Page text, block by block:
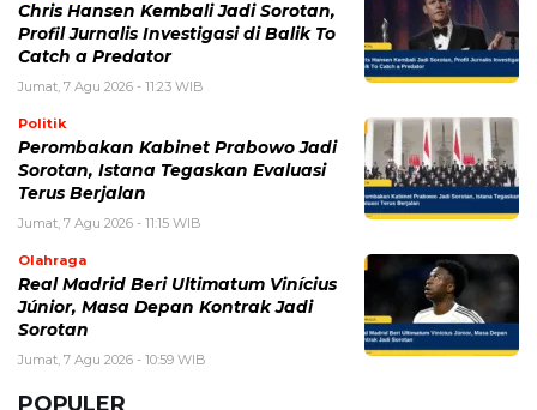
Chris Hansen Kembali Jadi Sorotan,
Profil Jurnalis Investigasi di Balik To
Catch a Predator
Jumat, 7 Agu 2026 - 11:23 WIB
Politik
Perombakan Kabinet Prabowo Jadi
Sorotan, Istana Tegaskan Evaluasi
Terus Berjalan
Jumat, 7 Agu 2026 - 11:15 WIB
Olahraga
Real Madrid Beri Ultimatum Vinícius
Júnior, Masa Depan Kontrak Jadi
Sorotan
Jumat, 7 Agu 2026 - 10:59 WIB
POPULER